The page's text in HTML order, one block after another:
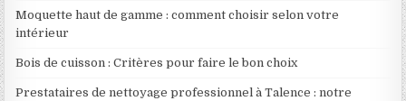
Moquette haut de gamme : comment choisir selon votre
intérieur
Bois de cuisson : Critères pour faire le bon choix
Prestataires de nettoyage professionnel à Talence : notre